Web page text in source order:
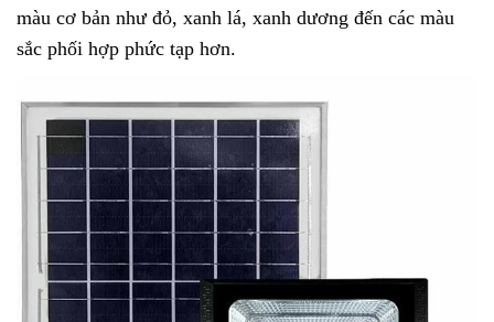
màu cơ bản như đỏ, xanh lá, xanh dương đến các màu
sắc phối hợp phức tạp hơn.